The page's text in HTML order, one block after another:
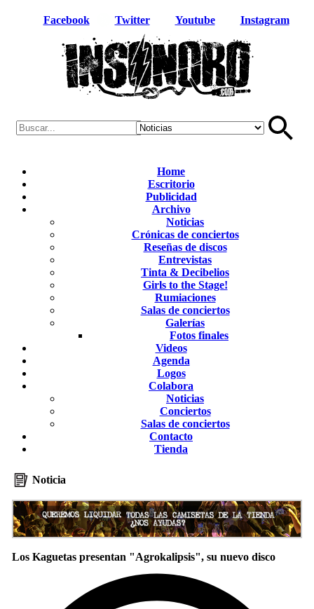
Facebook Twitter Youtube Instagram
Home
Escritorio
Publicidad
Archivo
Noticias
Crónicas de conciertos
Reseñas de discos
Entrevistas
Tinta & Decibelios
Girls to the Stage!
Rumiaciones
Salas de conciertos
Galerías
Fotos finales
Videos
Agenda
Logos
Colabora
Noticias
Conciertos
Salas de conciertos
Contacto
Tienda
Noticia
Los Kaguetas presentan "Agrokalipsis", su nuevo disco